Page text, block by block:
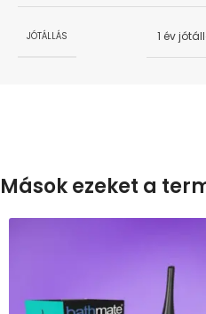
JÓTÁLLÁS 1 év
Mások ezeket a